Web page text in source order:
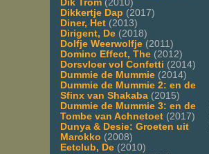
Dik Trom (2010)
Dikkertje Dap (2017)
Diner, Het (2013)
Dirigent, De (2018)
Dolfje Weerwolfje (2011)
Domino Effect, The (2012)
Dorsvloer vol Confetti (2014)
Dummie de Mummie (2014)
Dummie de Mummie 2: en de
Sfinx van Shakaba (2015)
Dummie de Mummie 3: en de
Tombe van Achnetoet (2017)
Dunya & Desie: Groeten uit
Marokko (2008)
Eetclub, De (2010)